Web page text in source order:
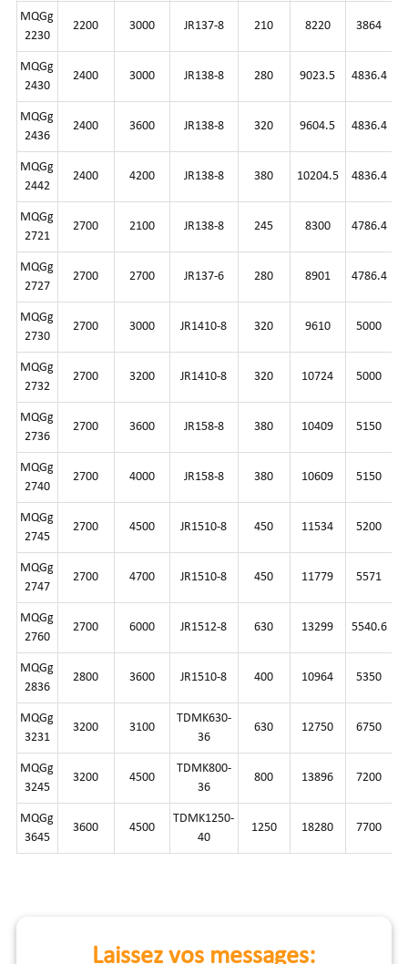
MQGg
2230
2200 3000 JR137-8 210 8220 3864
MQGg
2430
2400 3000 JR138-8 280 9023.5 4836.4
MQGg
2436
2400 3600 JR138-8 320 9604.5 4836.4
MQGg
2442
2400 4200 JR138-8 380 10204.5 4836.4
MQGg
2721
2700 2100 JR138-8 245 8300 4786.4
MQGg
2727
2700 2700 JR137-6 280 8901 4786.4
MQGg
2730
2700 3000 JR1410-8 320 9610 5000
MQGg
2732
2700 3200 JR1410-8 320 10724 5000
MQGg
2736
2700 3600 JR158-8 380 10409 5150
MQGg
2740
2700 4000 JR158-8 380 10609 5150
MQGg
2745
2700 4500 JR1510-8 450 11534 5200
MQGg
2747
2700 4700 JR1510-8 450 11779 5571
MQGg
2760
2700 6000 JR1512-8 630 13299 5540.6
MQGg
2836
2800 3600 JR1510-8 400 10964 5350
MQGg
3231
3200 3100
TDMK630-
36
630 12750 6750
MQGg
3245
3200 4500
TDMK800-
36
800 13896 7200
MQGg
3645
3600 4500
TDMK1250-
40
1250 18280 7700
Laissez vos messages: